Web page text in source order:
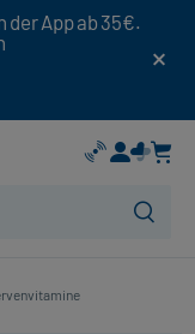
der App ab 35€.